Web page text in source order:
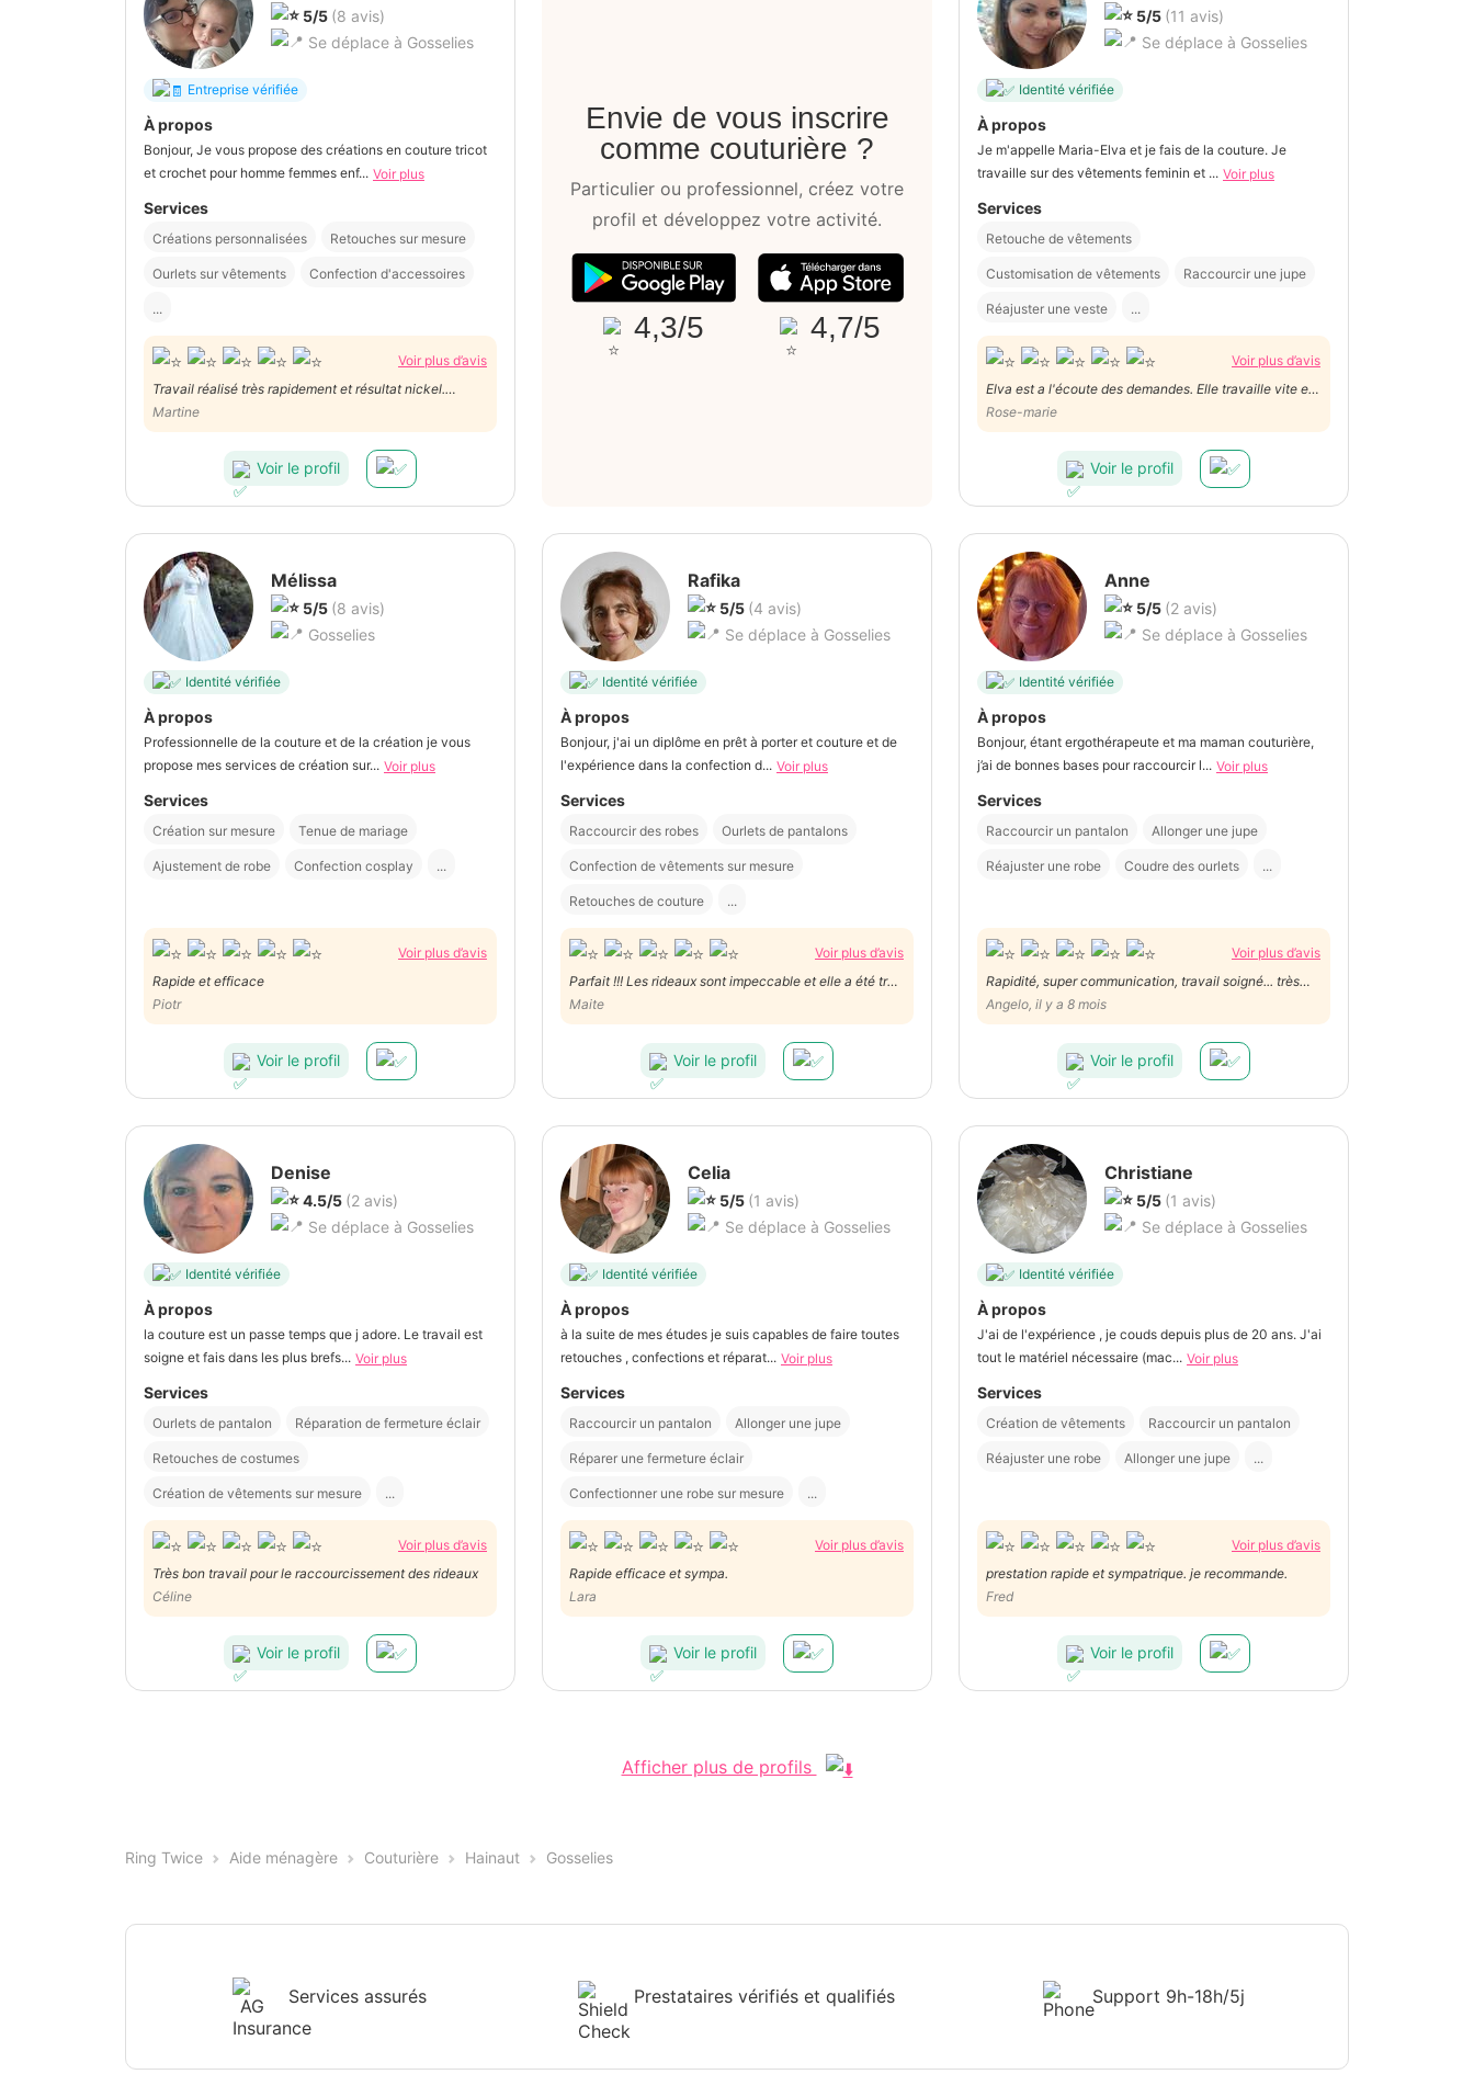
5/5 (8 avis)
Se déplace à Gosselies
Entreprise vérifiée
À propos
Bonjour, Je vous propose des créations en couture tricot
et crochet pour homme femmes enf... Voir plus
Services
Créations personnalisées Retouches sur mesure
Ourlets sur vêtements Confection d'accessoires
...
Voir plus d’avis
Travail réalisé très rapidement et résultat nickel.
Martine
Voir le profil
Envie de vous inscrire
comme couturière ?
Particulier ou professionnel, créez votre
profil et développez votre activité.
4,3/5 4,7/5
5/5 (11 avis)
Se déplace à Gosselies
Identité vérifiée
À propos
Je m'appelle Maria-Elva et je fais de la couture. Je
travaille sur des vêtements feminin et ... Voir plus
Services
Retouche de vêtements
Customisation de vêtements Raccourcir une jupe
Réajuster une veste ...
Voir plus d’avis
Elva est a l'écoute des demandes. Elle travaille vite et
bien. Elle a le sens du detail et très bon contact
humain. Je suis très satisfaite du travail sur 4
pantalons très différents. Merci
Rose-marie
Voir le profil
Mélissa
5/5 (8 avis)
Gosselies
Identité vérifiée
À propos
Professionnelle de la couture et de la création je vous
propose mes services de création sur... Voir plus
Services
Création sur mesure Tenue de mariage
Ajustement de robe Confection cosplay ...
Voir plus d’avis
Rapide et efficace
Piotr
Voir le profil
Rafika
5/5 (4 avis)
Se déplace à Gosselies
Identité vérifiée
À propos
Bonjour, j'ai un diplôme en prêt à porter et couture et de
l'expérience dans la confection d... Voir plus
Services
Raccourcir des robes Ourlets de pantalons
Confection de vêtements sur mesure
Retouches de couture ...
Voir plus d’avis
Parfait !!! Les rideaux sont impeccable et elle a été très
Maite
Voir le profil
Anne
5/5 (2 avis)
Se déplace à Gosselies
Identité vérifiée
À propos
Bonjour, étant ergothérapeute et ma maman couturière,
j’ai de bonnes bases pour raccourcir l... Voir plus
Services
Raccourcir un pantalon Allonger une jupe
Réajuster une robe Coudre des ourlets ...
Voir plus d’avis
Rapidité, super communication, travail soigné... très
bien !
Angelo, il y a 8 mois
Voir le profil
Denise
4.5/5 (2 avis)
Se déplace à Gosselies
Identité vérifiée
À propos
la couture est un passe temps que j adore. Le travail est
soigne et fais dans les plus brefs... Voir plus
Services
Ourlets de pantalon Réparation de fermeture éclair
Retouches de costumes
Création de vêtements sur mesure ...
Voir plus d’avis
Très bon travail pour le raccourcissement des rideaux
Céline
Voir le profil
Celia
5/5 (1 avis)
Se déplace à Gosselies
Identité vérifiée
À propos
à la suite de mes études je suis capables de faire toutes
retouches , confections et réparat... Voir plus
Services
Raccourcir un pantalon Allonger une jupe
Réparer une fermeture éclair
Confectionner une robe sur mesure ...
Voir plus d’avis
Rapide efficace et sympa.
Lara
Voir le profil
Christiane
5/5 (1 avis)
Se déplace à Gosselies
Identité vérifiée
À propos
J'ai de l'expérience , je couds depuis plus de 20 ans. J'ai
tout le matériel nécessaire (mac... Voir plus
Services
Création de vêtements Raccourcir un pantalon
Réajuster une robe Allonger une jupe ...
Voir plus d’avis
prestation rapide et sympatrique. je recommande.
Fred
Voir le profil
Afficher plus de profils
Ring Twice Aide ménagère Couturière Hainaut Gosselies
Services assurés Prestataires vérifiés et qualifiés Support 9h-18h/5j